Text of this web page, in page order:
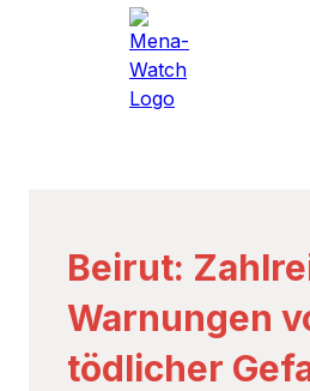
Beirut:
Warnungen
tödlicher